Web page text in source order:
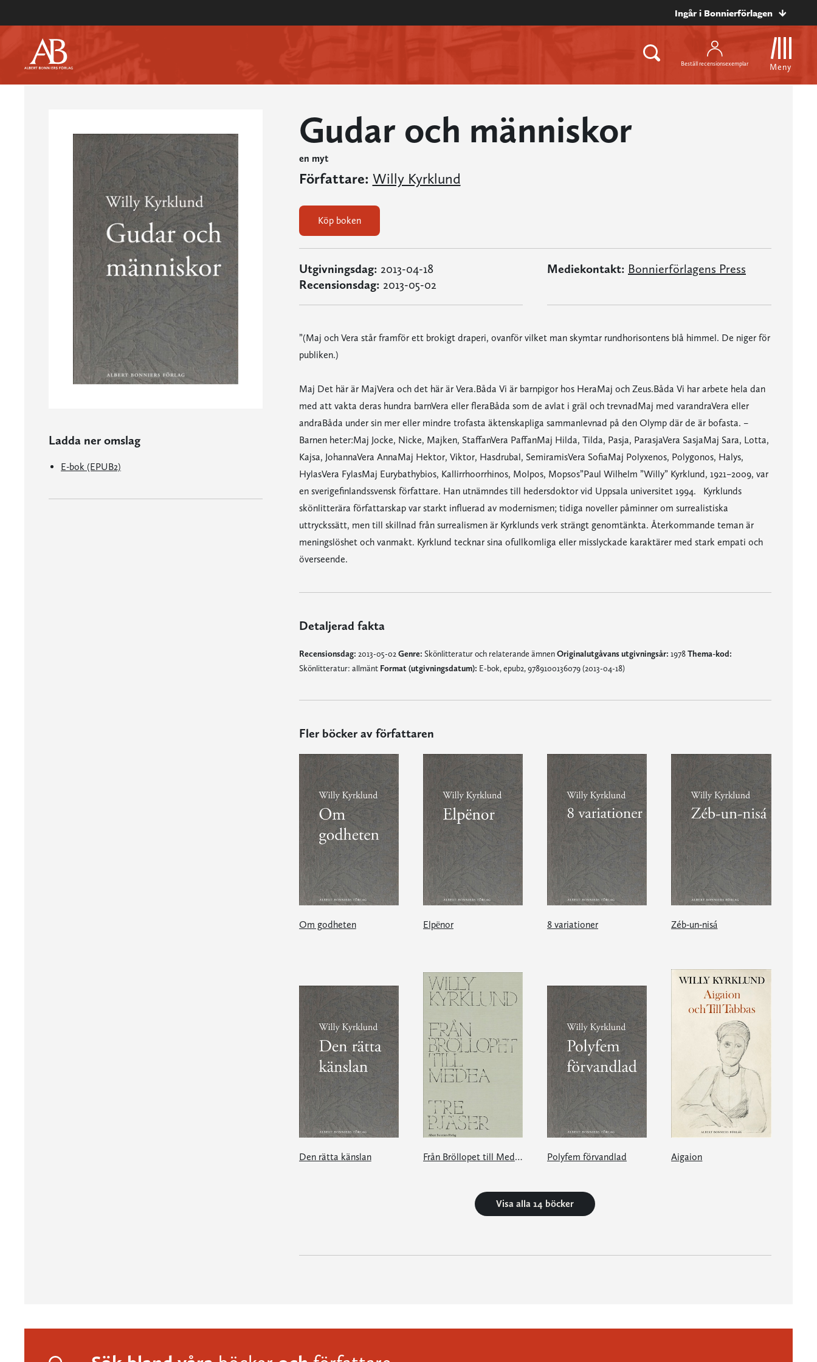
Ingår i Bonnierförlagen
Beställ recensionsexemplar Meny
Ladda ner omslag
E-bok (EPUB2)
Gudar och människor
en myt
Författare: Willy Kyrklund
Köp boken
Utgivningsdag: 2013-04-18
Recensionsdag: 2013-05-02
Mediekontakt: Bonnierförlagens Press
”(Maj och Vera står framför ett brokigt draperi, ovanför vilket man skymtar rundhorisontens blå himmel. De niger för
publiken.)
Maj Det här är MajVera och det här är Vera.Båda Vi är barnpigor hos HeraMaj och Zeus.Båda Vi har arbete hela dan
med att vakta deras hundra barnVera eller fleraBåda som de avlat i gräl och trevnadMaj med varandraVera eller
andraBåda under sin mer eller mindre trofasta äktenskapliga sammanlevnad på den Olymp där de är bofasta. –
Barnen heter:Maj Jocke, Nicke, Majken, StaffanVera PaffanMaj Hilda, Tilda, Pasja, ParasjaVera SasjaMaj Sara, Lotta,
Kajsa, JohannaVera AnnaMaj Hektor, Viktor, Hasdrubal, SemiramisVera SofiaMaj Polyxenos, Polygonos, Halys,
HylasVera FylasMaj Eurybathybios, Kallirrhoorrhinos, Molpos, Mopsos”Paul Wilhelm ”Willy” Kyrklund, 1921–2009, var
en sverigefinlandssvensk författare. Han utnämndes till hedersdoktor vid Uppsala universitet 1994. Kyrklunds
skönlitterära författarskap var starkt influerad av modernismen; tidiga noveller påminner om surrealistiska
uttryckssätt, men till skillnad från surrealismen är Kyrklunds verk strängt genomtänkta. Återkommande teman är
meningslöshet och vanmakt. Kyrklund tecknar sina ofullkomliga eller misslyckade karaktärer med stark empati och
överseende.
Detaljerad fakta
Recensionsdag: 2013-05-02 Genre: Skönlitteratur och relaterande ämnenOriginalutgåvans utgivningsår: 1978Thema-kod:
Skönlitteratur: allmänt Format (utgivningsdatum): E-bok, epub2, 9789100136079 (2013-04-18)
Fler böcker av författaren
Om godheten Elpënor 8 variationer Zéb-un-nisá
Den rätta känslan Från Bröllopet till Medea Polyfem förvandlad Aigaion
Visa alla 14 böcker